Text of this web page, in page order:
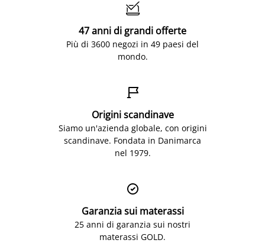

47 anni di grandi offerte
Più di 3600 negozi in 49 paesi del
mondo.

Origini scandinave
Siamo un'azienda globale, con origini
scandinave. Fondata in Danimarca
nel 1979.

Garanzia sui materassi
25 anni di garanzia sui nostri
materassi GOLD.